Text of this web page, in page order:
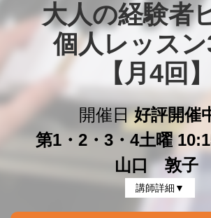
大人の経験者
個人レッス
【月4回】
開催日好評開催
第1・2・3・4土曜
山口 敦子
講師詳細▼